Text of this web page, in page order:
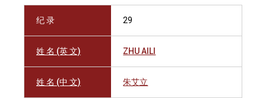
纪 录 29
姓 名 (英 文) ZHU AILI
姓 名 (中 文) 朱艾立